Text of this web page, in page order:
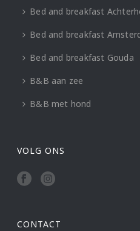
Bed and breakfast
Bed and breakfast
Bed and breakfast Gouda
B&B aan zee
B&B met hond
VOLG ONS
CONTACT